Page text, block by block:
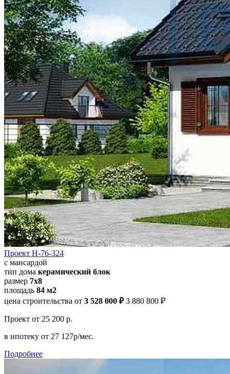
Проект Н-76-324
с мансардой
тип дома керамический блок
размер 7x8
площадь 84 м2
цена строительства от 3 528 000 ₽ 3 880 800 ₽
Проект от 25 200 р.
в ипотеку от 27 127р/мес.
Подробнее